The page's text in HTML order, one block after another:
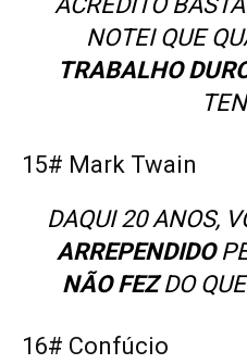
NOTEI QUE
TRABALHO
15# Mark Twain
DAQUI 20 ANOS,
ARREPENDIDO
NÃO FEZDO
16# Confúcio